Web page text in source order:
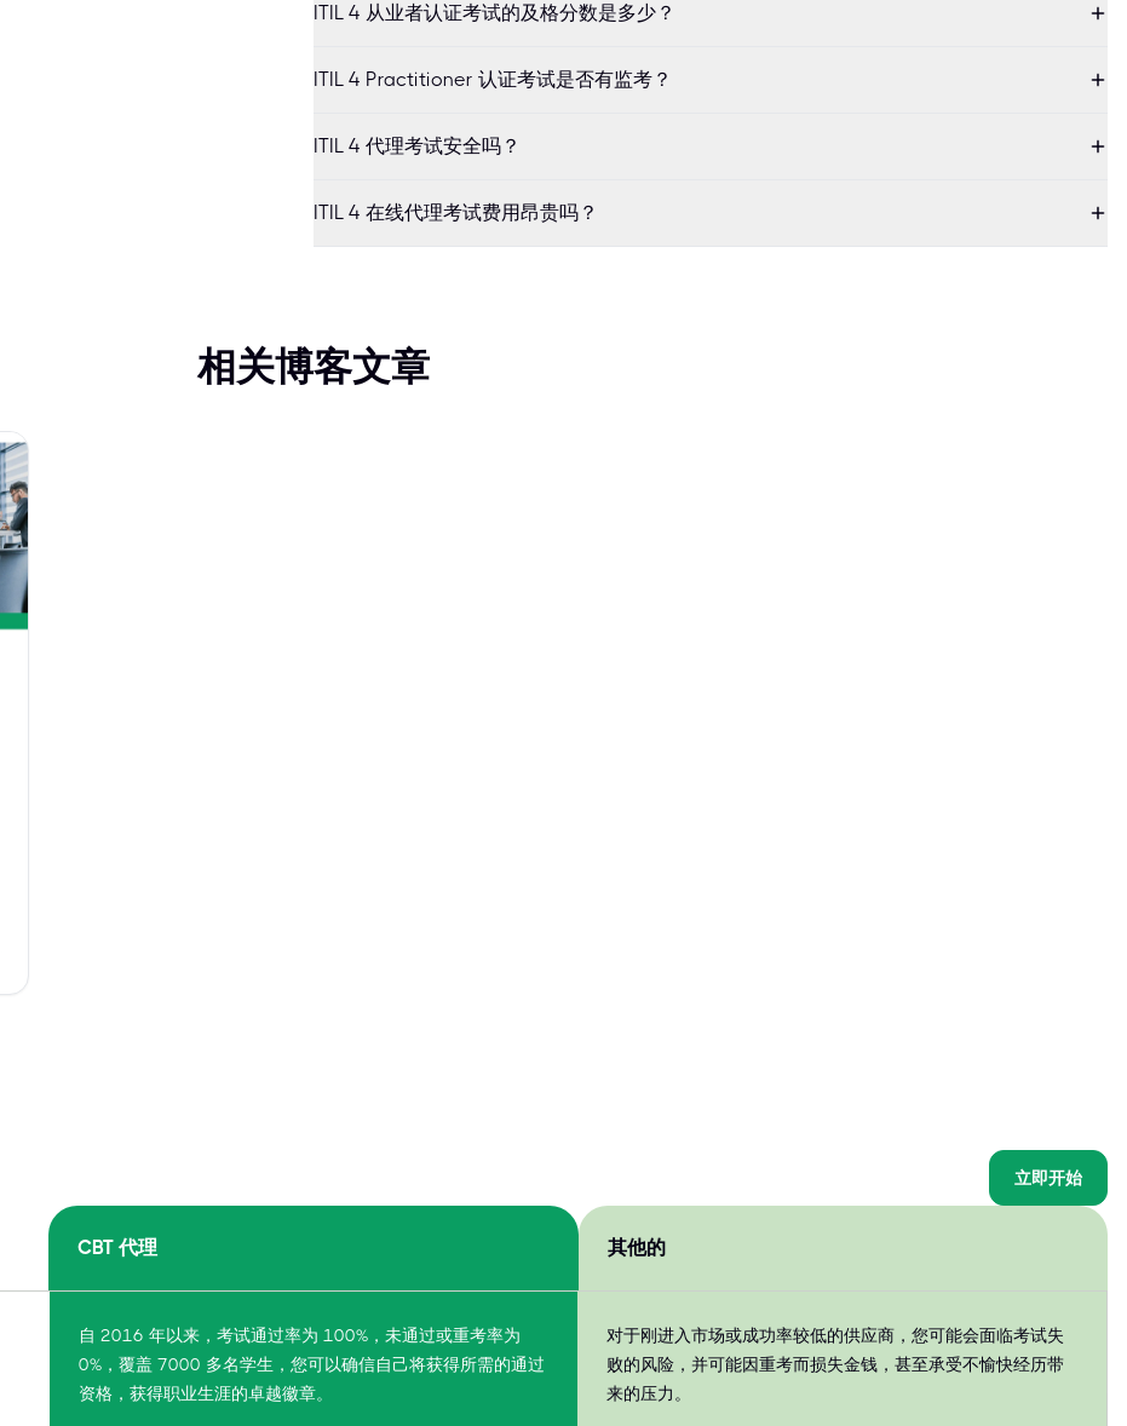
ITIL 4 从业者认证考试的及格分数是多少？
ITIL 4 Practitioner 认证考试是否有监考？
ITIL 4 代理考试安全吗？
ITIL 4 在线代理考试费用昂贵吗？
相关博客文章
立即开始
CBT 代理 其他的
自 2016 年以来，考试通过率为 100%，未通过或重考率为
0%，覆盖 7000 多名学生，您可以确信自己将获得所需的通过
资格，获得职业生涯的卓越徽章。
对于刚进入市场或成功率较低的供应商，您可能会面临考试失
败的风险，并可能因重考而损失金钱，甚至承受不愉快经历带
来的压力。